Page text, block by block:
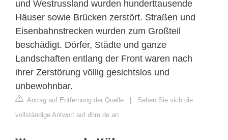
und Westrussland wurden hunderttausende
Häuser sowie Brücken zerstört. Straßen und
Eisenbahnstrecken wurden zum Großteil
beschädigt. Dörfer, Städte und ganze
Landschaften entlang der Front waren nach
ihrer Zerstörung völlig gesichtslos und
unbewohnbar.
Antrag auf Entfernung der Quelle | Sehen Sie sich die
vollständige Antwort auf dhm.de an